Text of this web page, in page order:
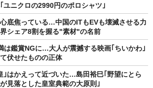
ユニクロの2990円のポロシャツ｣
底焦っている…中国のITもEVも壊滅させる力
シェア8割を握る"素材"の名前
は鑑賞NGに…大人が震撼する映画｢ちいかわ｣
伏せたものの正体
｣はかえって近づいた…島田裕巳｢野望にとら
見落とした皇室典範の大原則｣